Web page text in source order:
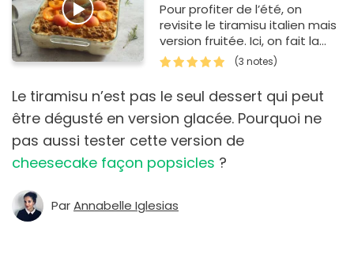
Pour profiter de l’été, on
revisite le tiramisu italien mais
version fruitée. Ici, on fait la
part belle aux abricots avec
une compot&eac…
(3 notes)
Le tiramisu n’est pas le seul dessert qui peut
être dégusté en version glacée. Pourquoi ne
pas aussi tester cette version de
cheesecake façon popsicles ?
ParAnnabelle Iglesias